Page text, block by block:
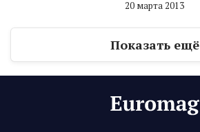
20 марта 2013
Показать ещё